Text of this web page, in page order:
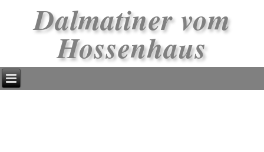
Dalmatiner vom
Hossenhaus